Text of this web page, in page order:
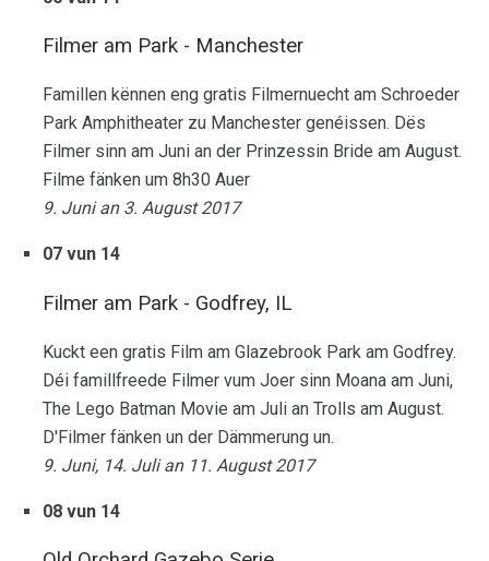
Filmer am Park - Manchester
Famillen kënnen eng gratis Filmernuecht am Schroeder
Park Amphitheater zu Manchester genéissen. Dës
Filmer sinn am Juni an der Prinzessin Bride am August.
Filme fänken um 8h30 Auer
9. Juni an 3. August 2017
07 vun 14
Filmer am Park - Godfrey, IL
Kuckt een gratis Film am Glazebrook Park am Godfrey.
Déi famillfreede Filmer vum Joer sinn Moana am Juni,
The Lego Batman Movie am Juli an Trolls am August.
D'Filmer fänken un der Dämmerung un.
9. Juni, 14. Juli an 11. August 2017
08 vun 14